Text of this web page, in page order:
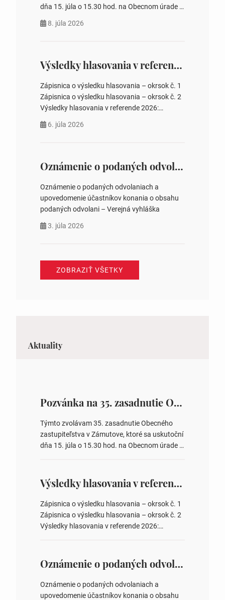
dňa 15. júla o 15.30 hod. na Obecnom úrade v
rokovania 2. Schválenie návrhovej komisie a
zastupiteľstiev, počtu poslancov obecných
zastupiteľstiev v nich 4. Schválenie odpredaja
obecného pozemku –…
8. júla 2026
Výsledky hlasovania v referende 2026
Zápisnica o výsledku hlasovania – okrsok č. 1
Zápisnica o výsledku hlasovania – okrsok č. 2
Výsledky hlasovania v referende 2026:
na hlasovaní https://www.volbysr.sk/…
6. júla 2026
Oznámenie o podaných odvolaniach a upovedomenie účastníkov konania o obsahu podaných odvolani – Verejná vyhláška
Oznámenie o podaných odvolaniach a
upovedomenie účastníkov konania o obsahu
podaných odvolani – Verejná vyhláška
3. júla 2026
ZOBRAZIŤ VŠETKY
Aktuality
Pozvánka na 35. zasadnutie OZ v Zámutove
Týmto zvolávam 35. zasadnutie Obecného
zastupiteľstva v Zámutove, ktoré sa uskutoční
dňa 15. júla o 15.30 hod. na Obecnom úrade v
overovateľov zápisnice 3. Určenie volebných
obvodov pre voľby poslancov obecných
zastupiteľstiev, počtu poslancov obecných
zastupiteľstiev v nich 4. Schválenie odpredaja
obecného pozemku –…
Výsledky hlasovania v referende 2026
Zápisnica o výsledku hlasovania – okrsok č. 1
Zápisnica o výsledku hlasovania – okrsok č. 2
Výsledky hlasovania v referende 2026:
ysledky.html
Oznámenie o podaných odvolaniach a upovedomenie účastníkov konania o obsahu podaných odvolani – Verejná vyhláška
Oznámenie o podaných odvolaniach a
upovedomenie účastníkov konania o obsahu